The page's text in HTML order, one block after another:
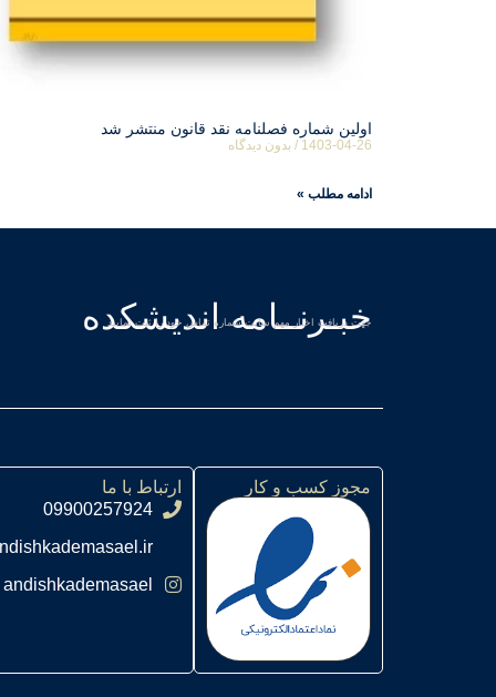
اولین شماره فصلنامه نقد قانون منتشر شد
1403-04-26 بدون دیدگاه
ادامه مطلب »
خبـرنــامه اندیشکده
جهت دریافت اخبار مهم سایت شماره تماس خود را ثبت نمایید
مجوز کسب و کار
ارتباط با ما
09900257924
andishkademasael